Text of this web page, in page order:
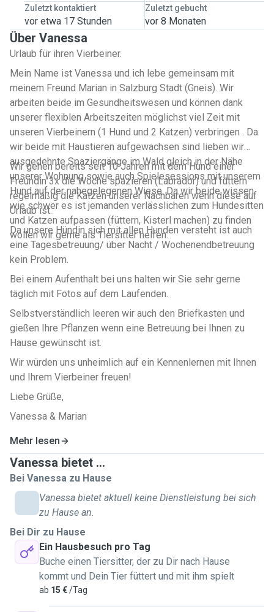
Zuletzt kontaktiert
vor etwa 17 Stunden
Zuletzt gebucht
vor 8 Monaten
Über Vanessa
Urlaub für ihren Vierbeiner.
Mein Name ist Vanessa und ich lebe gemeinsam mit
meinem Freund Marian in Salzburg Stadt (Gneis). Wir
arbeiten beide im Gesundheitswesen und können dank
unserer flexiblen Arbeitszeiten möglichst viel Zeit mit
unseren Vierbeinern (1 Hund und 2 Katzen) verbringen . Da
wir beide mit Haustieren aufgewachsen sind lieben wir
ausgedehnte Spaziergänge im Wald gleich in der Nähe
unserer Wohnung sowie auch Spielesessions mit unserem
Hund auf der nahegelegenen Wiese. Da wir beide wissen
wie schwer es ist jemanden verlässlichen zum Hundesitten
und Katzen aufpassen (füttern, Kisterl machen) zu finden
wollen wir gerne als Tiersitter helfen.
Wir gehen bereits seit 10 Jahren mit dem Hund einer
Freundin 3x die Woche spazieren (Labrador) und füttern
regelmäßig die Katzen unserer Nachbaren wenn diese auf
Urlaub ist.
Da unsere Hündin sich mit allen Hunden versteht ist auch
eine Tagesbetreuung/ über Nacht / Wochenendbetreuung
kein Problem.
Bei einem Aufenthalt bei uns halten wir Sie sehr gerne
täglich mit Fotos auf dem Laufenden.
Selbstverständlich leeren wir auch den Briefkasten und
gießen Ihre Pflanzen wenn eine Betreuung bei Ihnen zu
Hause gewünscht ist.
Wir würden uns unheimlich auf ein Kennenlernen mit Ihnen
und Ihrem Vierbeiner freuen!
Liebe Grüße,
Vanessa & Marian
Mehr lesen
Vanessa bietet ...
Bei Vanessa zu Hause
Vanessa bietet aktuell keine Dienstleistung bei sich
zu Hause an.
Bei Dir zu Hause
Ein Hausbesuch pro Tag
Buche einen Tiersitter, der zu Dir nach Hause
kommt und Dein Tier füttert und mit ihm spielt
ab 15 €/Tag